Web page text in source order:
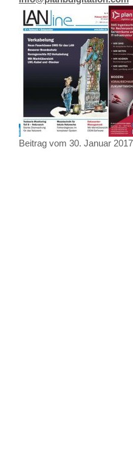
Beitrag vom 30. Januar 2017